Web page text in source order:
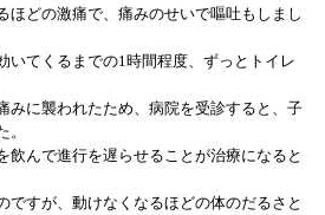
ほどの激痛で、痛みのせいで嘔吐もしまし
いてくるまでの1時間程度、ずっとトイレ
みに襲われたため、病院を受診すると、子
。
飲んで進行を遅らせることが治療になると
ですが、動けなくなるほどの体のだるさと